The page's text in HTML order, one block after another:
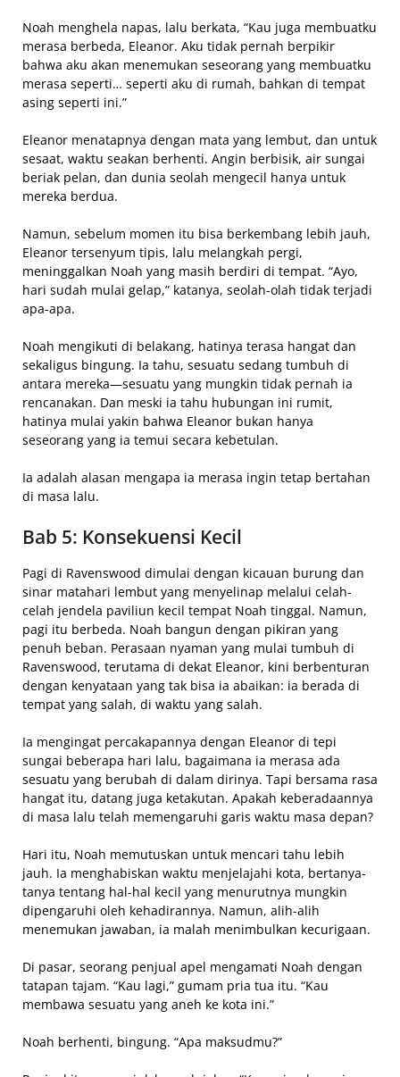
Noah menghela napas, lalu berkata, “Kau juga membuatku
merasa berbeda, Eleanor. Aku tidak pernah berpikir
bahwa aku akan menemukan seseorang yang membuatku
merasa seperti… seperti aku di rumah, bahkan di tempat
asing seperti ini.”
Eleanor menatapnya dengan mata yang lembut, dan untuk
sesaat, waktu seakan berhenti. Angin berbisik, air sungai
beriak pelan, dan dunia seolah mengecil hanya untuk
mereka berdua.
Namun, sebelum momen itu bisa berkembang lebih jauh,
Eleanor tersenyum tipis, lalu melangkah pergi,
meninggalkan Noah yang masih berdiri di tempat. “Ayo,
hari sudah mulai gelap,” katanya, seolah-olah tidak terjadi
apa-apa.
Noah mengikuti di belakang, hatinya terasa hangat dan
sekaligus bingung. Ia tahu, sesuatu sedang tumbuh di
antara mereka—sesuatu yang mungkin tidak pernah ia
rencanakan. Dan meski ia tahu hubungan ini rumit,
hatinya mulai yakin bahwa Eleanor bukan hanya
seseorang yang ia temui secara kebetulan.
Ia adalah alasan mengapa ia merasa ingin tetap bertahan
di masa lalu.
Bab 5: Konsekuensi Kecil
Pagi di Ravenswood dimulai dengan kicauan burung dan
sinar matahari lembut yang menyelinap melalui celah-
celah jendela paviliun kecil tempat Noah tinggal. Namun,
pagi itu berbeda. Noah bangun dengan pikiran yang
penuh beban. Perasaan nyaman yang mulai tumbuh di
Ravenswood, terutama di dekat Eleanor, kini berbenturan
dengan kenyataan yang tak bisa ia abaikan: ia berada di
tempat yang salah, di waktu yang salah.
Ia mengingat percakapannya dengan Eleanor di tepi
sungai beberapa hari lalu, bagaimana ia merasa ada
sesuatu yang berubah di dalam dirinya. Tapi bersama rasa
hangat itu, datang juga ketakutan. Apakah keberadaannya
di masa lalu telah memengaruhi garis waktu masa depan?
Hari itu, Noah memutuskan untuk mencari tahu lebih
jauh. Ia menghabiskan waktu menjelajahi kota, bertanya-
tanya tentang hal-hal kecil yang menurutnya mungkin
dipengaruhi oleh kehadirannya. Namun, alih-alih
menemukan jawaban, ia malah menimbulkan kecurigaan.
Di pasar, seorang penjual apel mengamati Noah dengan
tatapan tajam. “Kau lagi,” gumam pria tua itu. “Kau
membawa sesuatu yang aneh ke kota ini.”
Noah berhenti, bingung. “Apa maksudmu?”